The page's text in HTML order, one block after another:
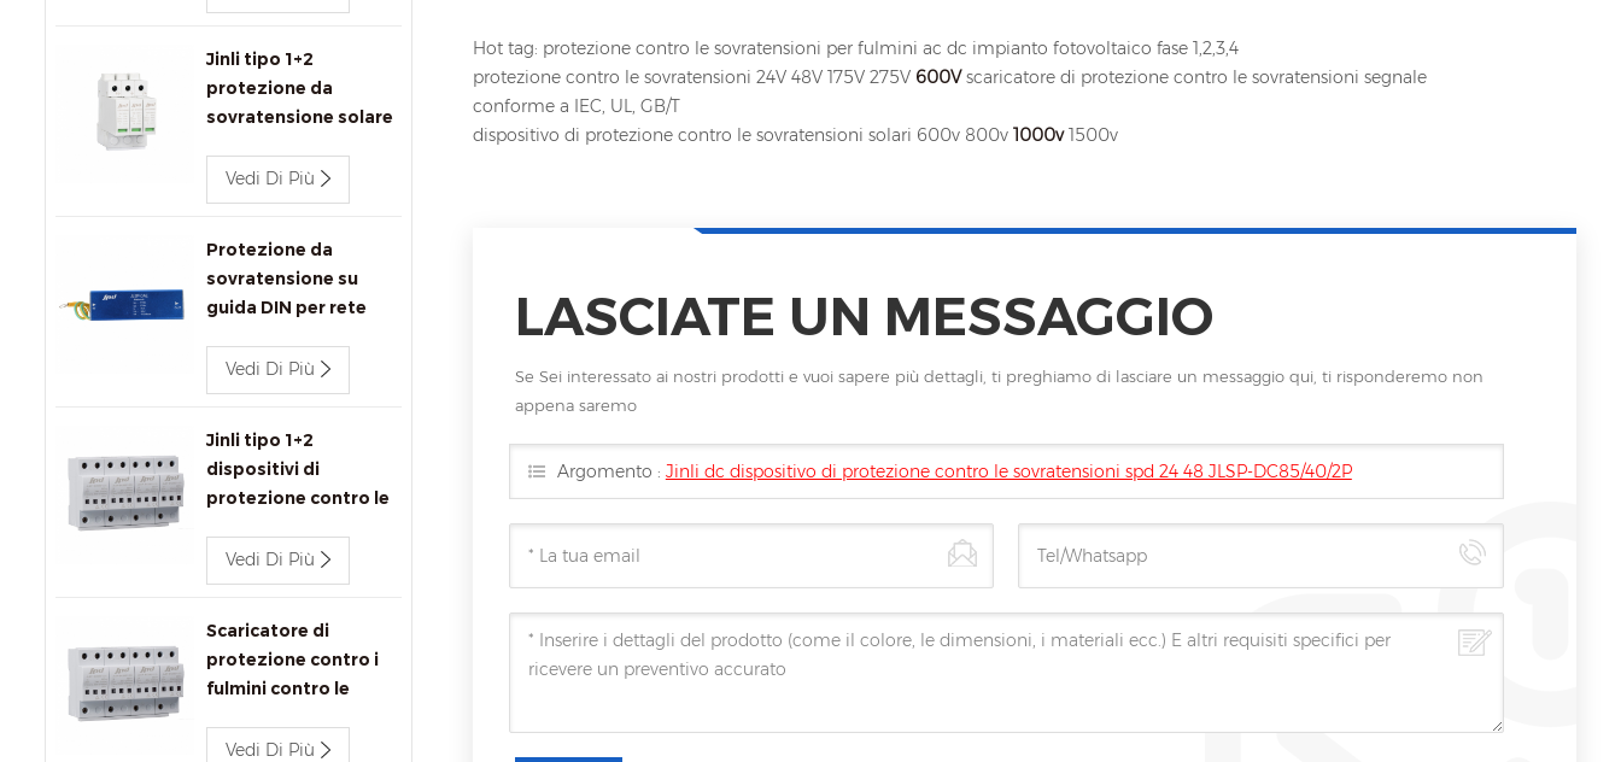
Jinli tipo 1+2
protezione da
sovratensione solare
Vedi Di Più
Protezione da
sovratensione su
guida DIN per rete
1000Mbps
Vedi Di Più
Jinli tipo 1+2
dispositivi di
protezione contro le
Vedi Di Più
Scaricatore di
protezione contro i
fulmini contro le
BC680/12.5
Vedi Di Più
Hot tag: protezione contro le sovratensioni per fulmini ac dc impianto fotovoltaico fase 1,2,3,4
protezione contro le sovratensioni 24V 48V 175V 275V 600Vscaricatore di protezione contro le sovratensioni segnale
conforme a IEC, UL, GB/T
dispositivo di protezione contro le sovratensioni solari 600v 800v 1000v1500v
LASCIATE UN MESSAGGIO
Se Sei interessato ai nostri prodotti e vuoi sapere più dettagli, ti preghiamo di lasciare un messaggio qui, ti risponderemo non
appena saremo
Argomento : Jinli dc dispositivo di protezione contro le sovratensioni spd 24 48 JLSP-DC85/40/2P